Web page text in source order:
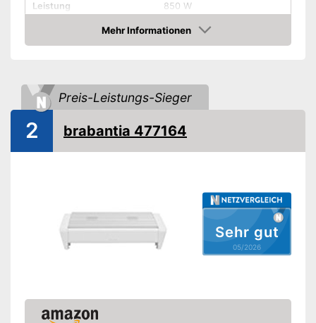
Leistung
850 W
Temperatur maximal
120 °C
Farbe
Schwarz
Gewicht
Amazon Lieferzeit
siehe Anbieter
Mehr Informationen
Amazon
Preis-Leistungs-Sieger
Sehr gut
05/2026
2 brabantia 477164